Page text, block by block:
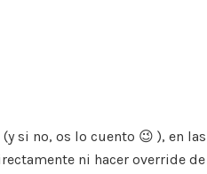
si no, os lo cuento 😉 ), en
ni hacer override